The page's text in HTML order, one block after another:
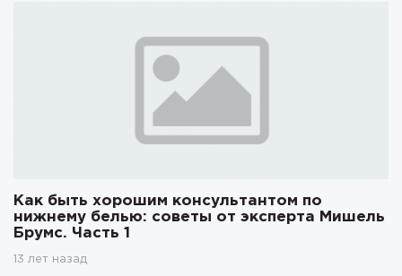
Как быть хорошим консультантом по
нижнему белью: советы от эксперта Мишель
Брумс. Часть 1
13 лет назад